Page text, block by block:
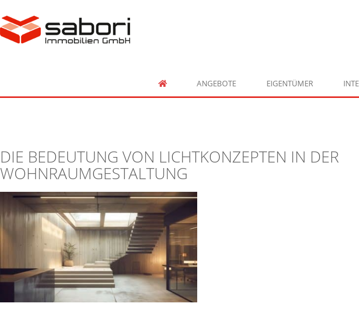
ANGEBOTE EIGENTÜMER
DIE BEDEUTUNG VON LICHTKONZEPTEN IN DER
WOHNRAUMGESTALTUNG